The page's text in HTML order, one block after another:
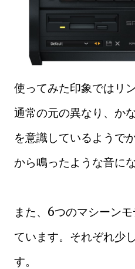
使ってみた印象ではリ
通常の元の異なり、か
を意識しているようで
から鳴ったような音に
また、6つのマシーン
ています。それぞれ少
す。